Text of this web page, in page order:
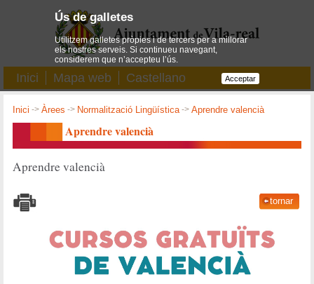
Inici Mapa web Castellano
Inici ->Àrees -> Normalització Lingüística->Aprendre valencià
Aprendre valencià
Aprendre valencià
tornar
Ús de galletes
Utilitzem galletes pròpies i de tercers per a millorar
els nostres serveis. Si continueu navegant,
considerem que n’accepteu l’ús.
Acceptar